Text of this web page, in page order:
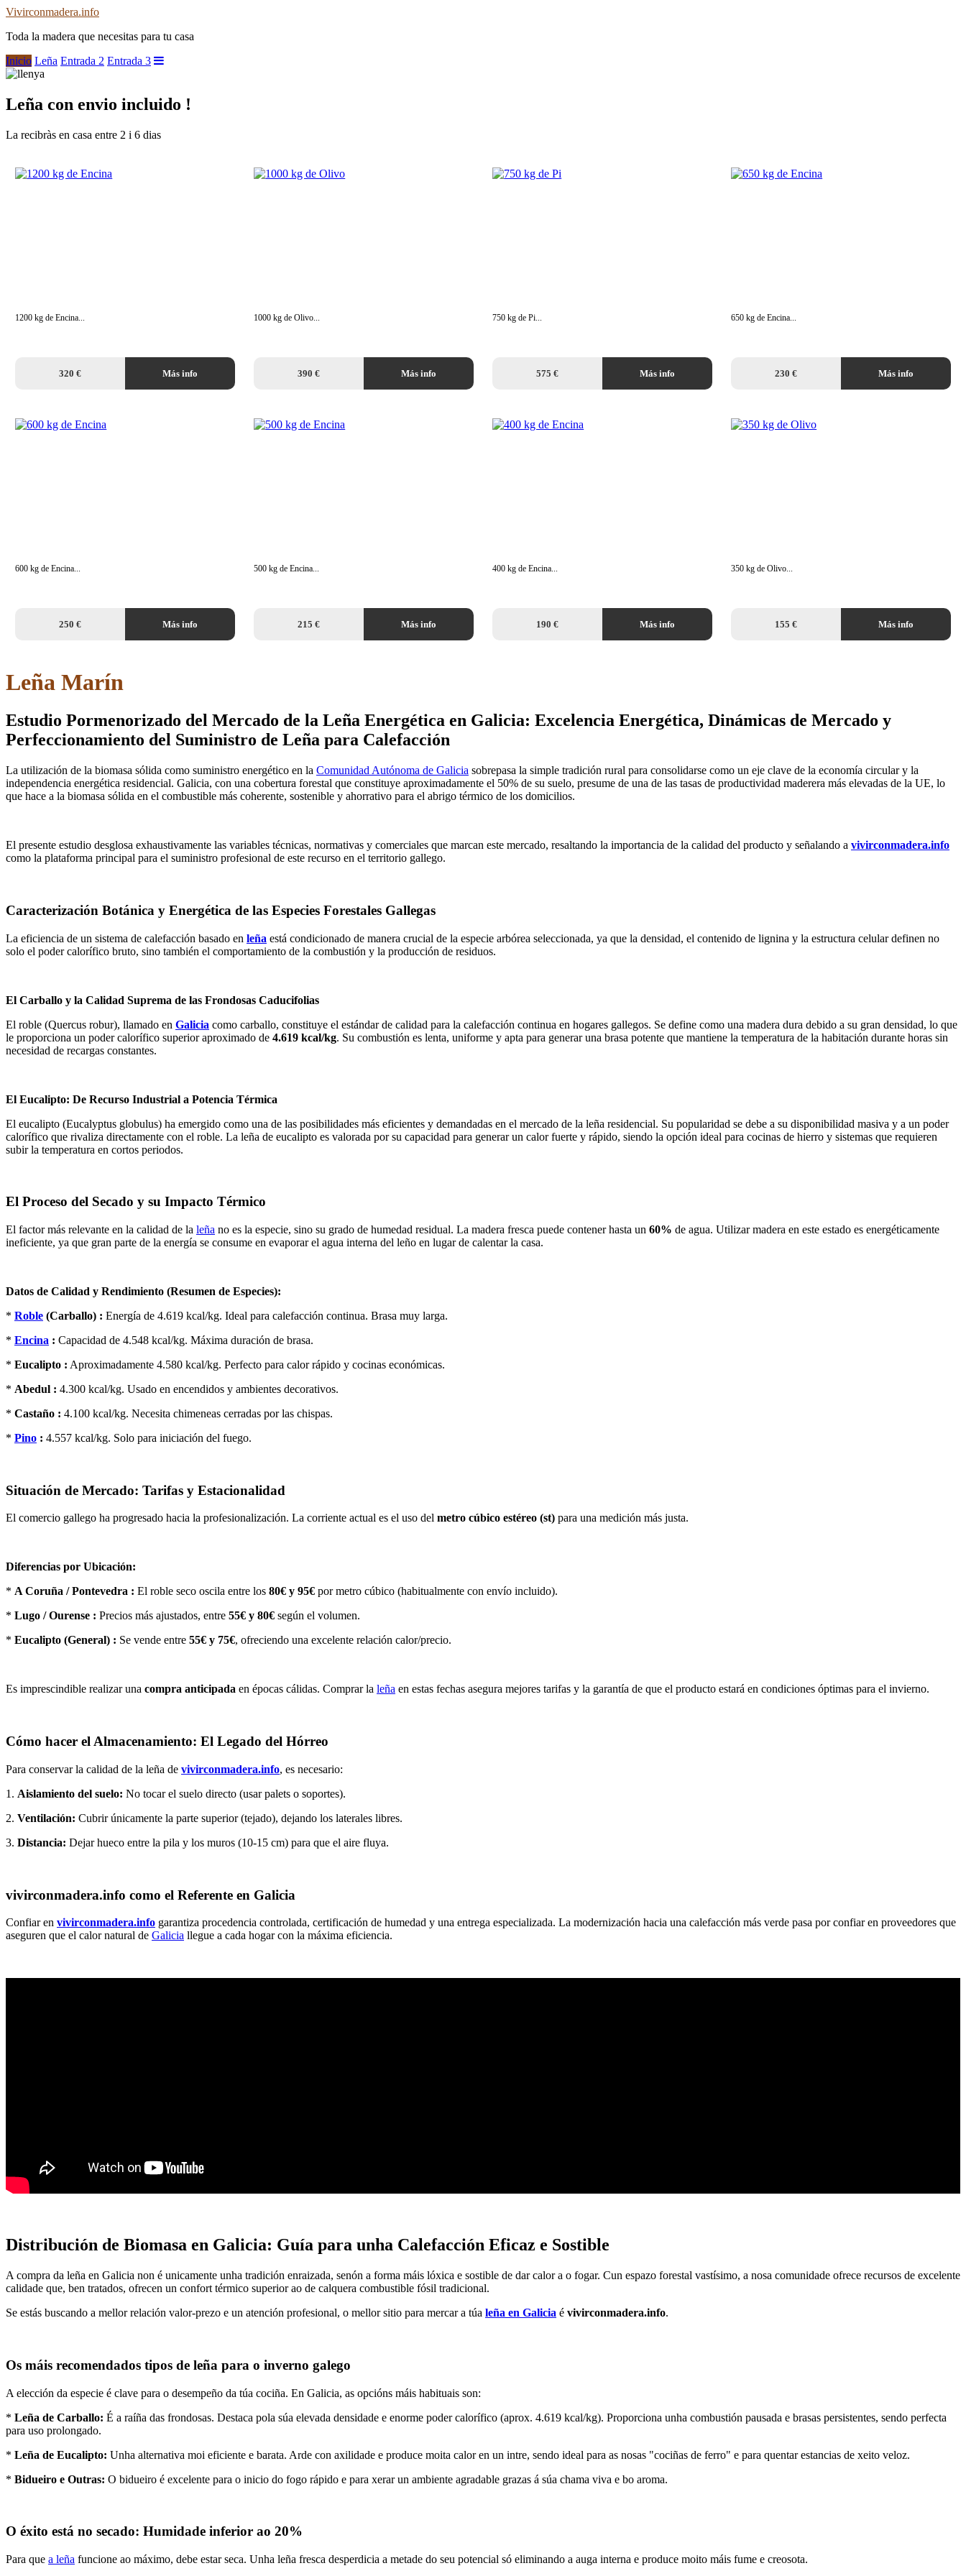
Vivirconmadera.info
Toda la madera que necesitas para tu casa
Inicio Leña Entrada 2 Entrada 3
Leña con envio incluido !
La recibràs en casa entre 2 i 6 dias
1200 kg de Encina...
320 € Más info
1000 kg de Olivo...
390 € Más info
750 kg de Pi...
575 € Más info
650 kg de Encina...
230 € Más info
600 kg de Encina...
250 € Más info
500 kg de Encina...
215 € Más info
400 kg de Encina...
190 € Más info
350 kg de Olivo...
155 € Más info
Leña Marín
Estudio Pormenorizado del Mercado de la Leña Energética en Galicia: Excelencia Energética, Dinámicas de Mercado y
Perfeccionamiento del Suministro de Leña para Calefacción
La utilización de la biomasa sólida como suministro energético en la Comunidad Autónoma de Galicia sobrepasa la simple tradición rural para consolidarse como un eje clave de la economía circular y la
independencia energética residencial. Galicia, con una cobertura forestal que constituye aproximadamente el 50% de su suelo, presume de una de las tasas de productividad maderera más elevadas de la UE, lo
que hace a la biomasa sólida en el combustible más coherente, sostenible y ahorrativo para el abrigo térmico de los domicilios.
El presente estudio desglosa exhaustivamente las variables técnicas, normativas y comerciales que marcan este mercado, resaltando la importancia de la calidad del producto y señalando a vivirconmadera.info
como la plataforma principal para el suministro profesional de este recurso en el territorio gallego.
Caracterización Botánica y Energética de las Especies Forestales Gallegas
La eficiencia de un sistema de calefacción basado en leña está condicionado de manera crucial de la especie arbórea seleccionada, ya que la densidad, el contenido de lignina y la estructura celular definen no
solo el poder calorífico bruto, sino también el comportamiento de la combustión y la producción de residuos.
El Carballo y la Calidad Suprema de las Frondosas Caducifolias
El roble (Quercus robur), llamado en Galicia como carballo, constituye el estándar de calidad para la calefacción continua en hogares gallegos. Se define como una madera dura debido a su gran densidad, lo que
le proporciona un poder calorífico superior aproximado de 4.619 kcal/kg. Su combustión es lenta, uniforme y apta para generar una brasa potente que mantiene la temperatura de la habitación durante horas sin
necesidad de recargas constantes.
El Eucalipto: De Recurso Industrial a Potencia Térmica
El eucalipto (Eucalyptus globulus) ha emergido como una de las posibilidades más eficientes y demandadas en el mercado de la leña residencial. Su popularidad se debe a su disponibilidad masiva y a un poder
calorífico que rivaliza directamente con el roble. La leña de eucalipto es valorada por su capacidad para generar un calor fuerte y rápido, siendo la opción ideal para cocinas de hierro y sistemas que requieren
subir la temperatura en cortos periodos.
El Proceso del Secado y su Impacto Térmico
El factor más relevante en la calidad de la leña no es la especie, sino su grado de humedad residual. La madera fresca puede contener hasta un 60% de agua. Utilizar madera en este estado es energéticamente
ineficiente, ya que gran parte de la energía se consume en evaporar el agua interna del leño en lugar de calentar la casa.
Datos de Calidad y Rendimiento (Resumen de Especies):
* Roble (Carballo) : Energía de 4.619 kcal/kg. Ideal para calefacción continua. Brasa muy larga.
* Encina : Capacidad de 4.548 kcal/kg. Máxima duración de brasa.
* Eucalipto : Aproximadamente 4.580 kcal/kg. Perfecto para calor rápido y cocinas económicas.
* Abedul : 4.300 kcal/kg. Usado en encendidos y ambientes decorativos.
* Castaño : 4.100 kcal/kg. Necesita chimeneas cerradas por las chispas.
* Pino : 4.557 kcal/kg. Solo para iniciación del fuego.
Situación de Mercado: Tarifas y Estacionalidad
El comercio gallego ha progresado hacia la profesionalización. La corriente actual es el uso del metro cúbico estéreo (st) para una medición más justa.
Diferencias por Ubicación:
* A Coruña / Pontevedra : El roble seco oscila entre los 80€ y 95€ por metro cúbico (habitualmente con envío incluido).
* Lugo / Ourense : Precios más ajustados, entre 55€ y 80€ según el volumen.
* Eucalipto (General) : Se vende entre 55€ y 75€, ofreciendo una excelente relación calor/precio.
Es imprescindible realizar una compra anticipada en épocas cálidas. Comprar la leña en estas fechas asegura mejores tarifas y la garantía de que el producto estará en condiciones óptimas para el invierno.
Cómo hacer el Almacenamiento: El Legado del Hórreo
Para conservar la calidad de la leña de vivirconmadera.info, es necesario:
1. Aislamiento del suelo: No tocar el suelo directo (usar palets o soportes).
2. Ventilación: Cubrir únicamente la parte superior (tejado), dejando los laterales libres.
3. Distancia: Dejar hueco entre la pila y los muros (10-15 cm) para que el aire fluya.
vivirconmadera.info como el Referente en Galicia
Confiar en vivirconmadera.info garantiza procedencia controlada, certificación de humedad y una entrega especializada. La modernización hacia una calefacción más verde pasa por confiar en proveedores que
aseguren que el calor natural de Galicia llegue a cada hogar con la máxima eficiencia.
Distribución de Biomasa en Galicia: Guía para unha Calefacción Eficaz e Sostible
A compra da leña en Galicia non é unicamente unha tradición enraizada, senón a forma máis lóxica e sostible de dar calor a o fogar. Cun espazo forestal vastísimo, a nosa comunidade ofrece recursos de excelente
calidade que, ben tratados, ofrecen un confort térmico superior ao de calquera combustible fósil tradicional.
Se estás buscando a mellor relación valor-prezo e un atención profesional, o mellor sitio para mercar a túa leña en Galicia é vivirconmadera.info.
Os máis recomendados tipos de leña para o inverno galego
A elección da especie é clave para o desempeño da túa cociña. En Galicia, as opcións máis habituais son:
* Leña de Carballo: É a raíña das frondosas. Destaca pola súa elevada densidade e enorme poder calorífico (aprox. 4.619 kcal/kg). Proporciona unha combustión pausada e brasas persistentes, sendo perfecta
para uso prolongado.
* Leña de Eucalipto: Unha alternativa moi eficiente e barata. Arde con axilidade e produce moita calor en un intre, sendo ideal para as nosas "cociñas de ferro" e para quentar estancias de xeito veloz.
* Bidueiro e Outras: O bidueiro é excelente para o inicio do fogo rápido e para xerar un ambiente agradable grazas á súa chama viva e bo aroma.
O éxito está no secado: Humidade inferior ao 20%
Para que a leña funcione ao máximo, debe estar seca. Unha leña fresca desperdicia a metade do seu potencial só eliminando a auga interna e produce moito máis fume e creosota.